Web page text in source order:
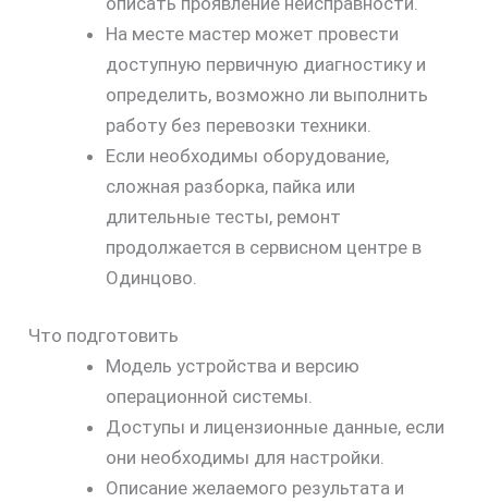
На месте мастер может провести
доступную первичную диагностику и
определить, возможно ли выполнить
работу без перевозки техники.
Если необходимы оборудование,
сложная разборка, пайка или
длительные тесты, ремонт
продолжается в сервисном центре в
Одинцово.
Что подготовить
Модель устройства и версию
операционной системы.
Доступы и лицензионные данные, если
они необходимы для настройки.
Описание желаемого результата и